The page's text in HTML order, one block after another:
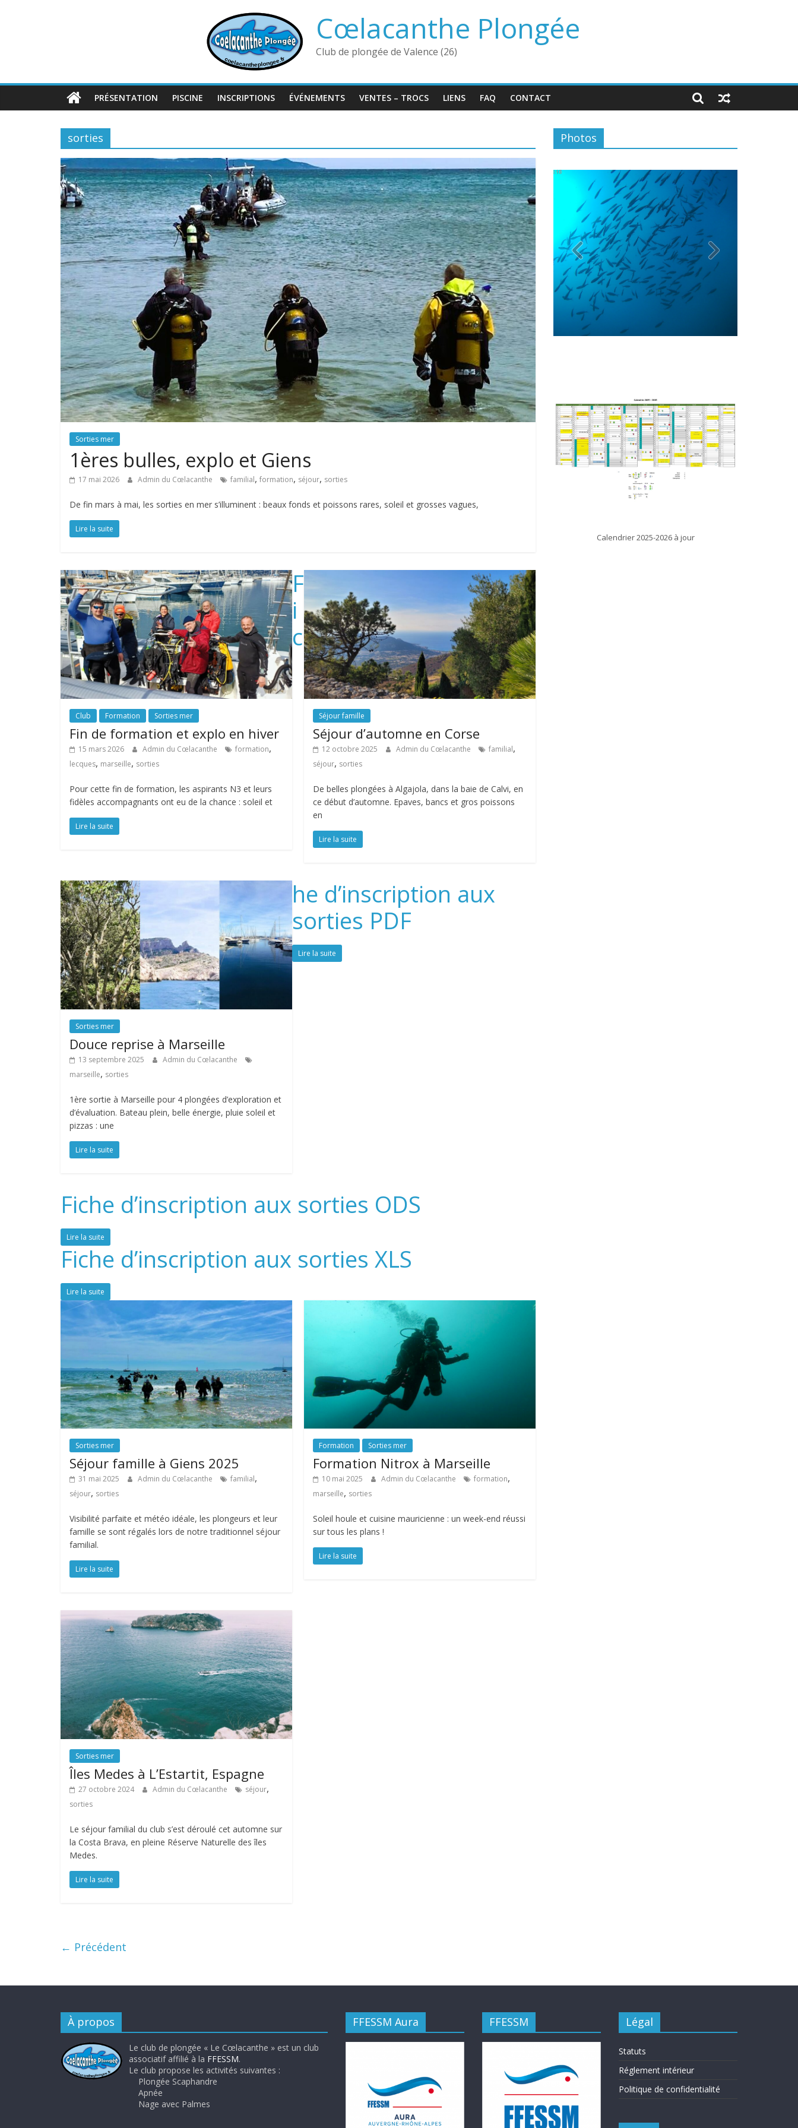
Cœlacanthe Plongée
Club de plongée de Valence (26)
PRÉSENTATION PISCINE INSCRIPTIONS ÉVÉNEMENTS VENTES – TROCS LIENS FAQ CONTACT
sorties
Sorties mer
1ères bulles, explo et Giens
17 mai 2026 Admin du Cœlacanthe familial, formation, séjour, sorties
De fin mars à mai, les sorties en mer s’illuminent : beaux fonds et poissons rares, soleil et grosses vagues,
Lire la suite
Club Formation Sorties mer
Fin de formation et explo en hiver
15 mars 2026 Admin du Cœlacanthe formation,
lecques, marseille, sorties
Pour cette fin de formation, les aspirants N3 et leurs
fidèles accompagnants ont eu de la chance : soleil et
Lire la suite
Séjour famille
Séjour d’automne en Corse
12 octobre 2025 Admin du Cœlacanthe familial,
séjour, sorties
De belles plongées à Algajola, dans la baie de Calvi, en
ce début d’automne. Epaves, bancs et gros poissons
en
Lire la suite
Sorties mer
Douce reprise à Marseille
13 septembre 2025
Admin du Cœlacanthe
marseille, sorties
1ère sortie à Marseille pour 4 plongées d’exploration et
d’évaluation. Bateau plein, belle énergie, pluie soleil et
pizzas : une
Lire la suite
F
i
c
he d’inscription aux
sorties PDF
Lire la suite
Fiche d’inscription aux sorties ODS
Lire la suite
Fiche d’inscription aux sorties XLS
Lire la suite
Sorties mer
Séjour famille à Giens 2025
31 mai 2025 Admin du Cœlacanthe familial,
séjour, sorties
Visibilité parfaite et météo idéale, les plongeurs et leur
famille se sont régalés lors de notre traditionnel séjour
familial.
Lire la suite
Formation Sorties mer
Formation Nitrox à Marseille
10 mai 2025 Admin du Cœlacanthe formation,
marseille, sorties
Soleil houle et cuisine mauricienne : un week-end réussi
sur tous les plans !
Lire la suite
Sorties mer
Îles Medes à L’Estartit, Espagne
27 octobre 2024 Admin du Cœlacanthe séjour,
sorties
Le séjour familial du club s’est déroulé cet automne sur
la Costa Brava, en pleine Réserve Naturelle des îles
Medes.
Lire la suite
← Précédent
Photos
Calendrier 2025-2026 à jour
À propos
Le club de plongée « Le Cœlacanthe » est un club
associatif affilié à la FFESSM.
Le club propose les activités suivantes :
Plongée Scaphandre
Apnée
Nage avec Palmes
FFESSM Aura FFESSM Légal
Statuts
Réglement intérieur
Politique de confidentialité